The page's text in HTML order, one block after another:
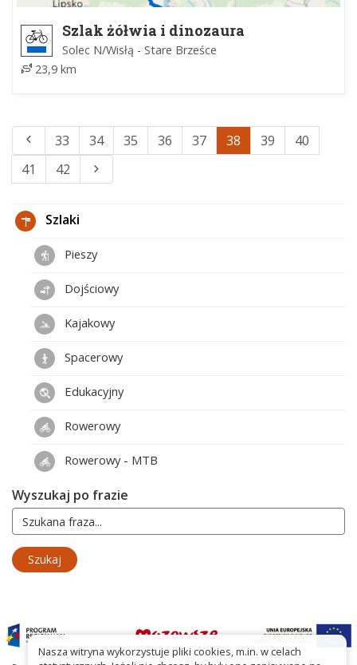
Szlak żółwia i dinozaura
Solec N/Wisłą - Stare Brześce
23,9 km
33 34 35 36 37 38 39
40
41
42
Szlaki
Pieszy
Dojściowy
Kajakowy
Spacerowy
Edukacyjny
Rowerowy
Rowerowy - MTB
Wyszukaj po frazie
Nasza witryna wykorzystuje pliki cookies, m.in. w celach